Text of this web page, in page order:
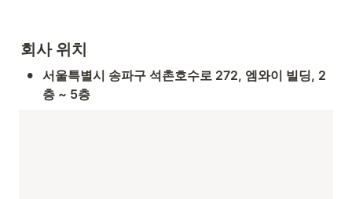
회사 위치
• 서울특별시 송파구 석촌호수로 272, 엠와이 빌딩, 2
층 ~ 5층